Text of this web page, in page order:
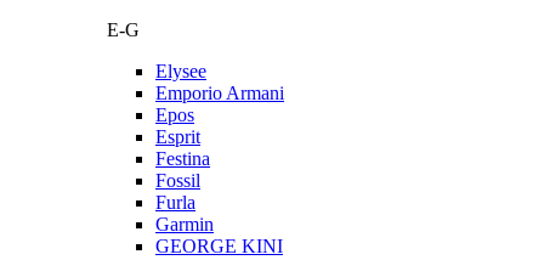
E-G
Elysee
Emporio Armani
Epos
Esprit
Festina
Fossil
Furla
Garmin
GEORGE KINI